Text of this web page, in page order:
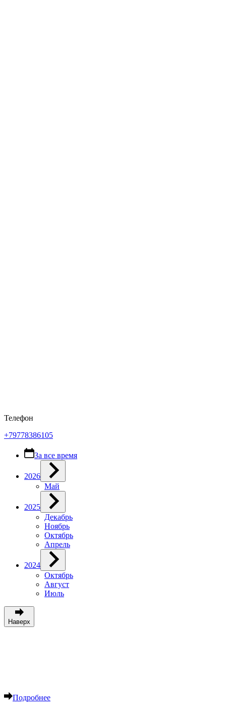
Телефон
+79778386105
За все время
2026
Май
2025
Декабрь
Ноябрь
Октябрь
Апрель
2024
Октябрь
Август
Июль
Наверх
Подробнее